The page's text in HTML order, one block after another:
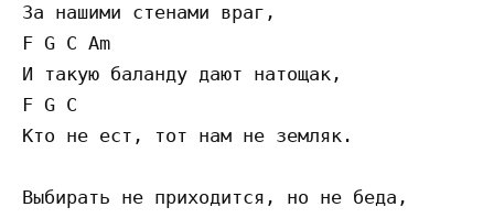
За нашими стенами враг,
F G C Am
И такую баланду дают натощак,
F G C
Кто не ест, тот нам не земляк.
Выбирать не приходится, но не беда,